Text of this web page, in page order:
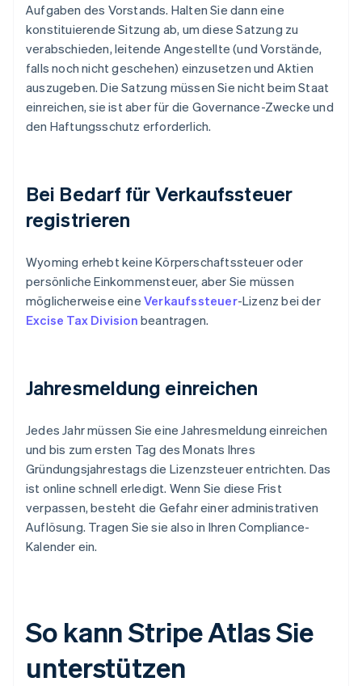
Aufgaben des Vorstands. Halten Sie dann eine
konstituierende Sitzung ab, um diese Satzung zu
verabschieden, leitende Angestellte (und Vorstände,
falls noch nicht geschehen) einzusetzen und Aktien
auszugeben. Die Satzung müssen Sie nicht beim Staat
einreichen, sie ist aber für die Governance-Zwecke und
den Haftungsschutz erforderlich.
Bei Bedarf für Verkaufssteuer
registrieren
Wyoming erhebt keine Körperschaftssteuer oder
persönliche Einkommensteuer, aber Sie müssen
möglicherweise eine Verkaufssteuer-Lizenz bei der
Excise Tax Division beantragen.
Jahresmeldung einreichen
Jedes Jahr müssen Sie eine Jahresmeldung einreichen
und bis zum ersten Tag des Monats Ihres
Gründungsjahrestags die Lizenzsteuer entrichten. Das
ist online schnell erledigt. Wenn Sie diese Frist
verpassen, besteht die Gefahr einer administrativen
Auflösung. Tragen Sie sie also in Ihren Compliance-
Kalender ein.
So kann Stripe Atlas Sie
unterstützen